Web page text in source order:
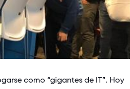
como “gigantes de IT”. Hoy